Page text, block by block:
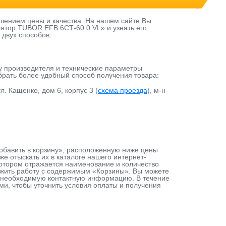
цены и качества. На нашем сайте Вы
TUBOR EFB 6СТ-60.0 VL» и узнать его
способов:
и технические параметры
более удобный способ получения товара:
Кащенко, дом 6, корпус 3 (схема проезда), м-н
в корзину», расположенную ниже цены
отыскать их в каталоге нашего интернет-
отражается наименование и количество
работу с содержимым «Корзины». Вы можете
необходимую контактную информацию. В течение
чтобы уточнить условия оплаты и получения